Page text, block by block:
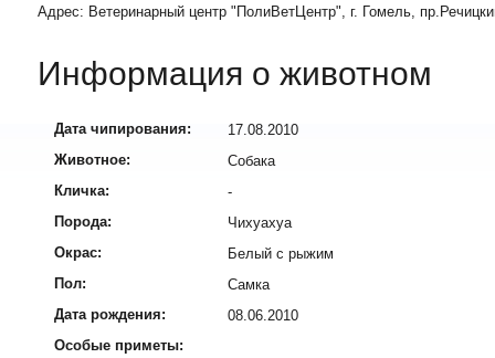
Адрес: Ветеринарный центр "ПолиВетЦентр", г. Гомель,
Информация о животном
Дата чипирования:
17.08.2010
Животное:
Собака
Кличка:
-
Порода:
Чихуахуа
Окрас:
Белый с рыжим
Пол:
Самка
Дата рождения:
08.06.2010
Особые приметы: